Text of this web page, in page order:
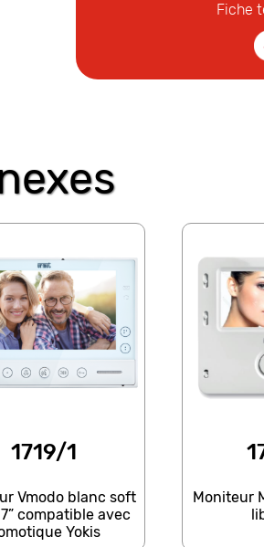
Fiche
1719/1
Vmodo blanc soft
compatible avec
Yokis
Moniteur